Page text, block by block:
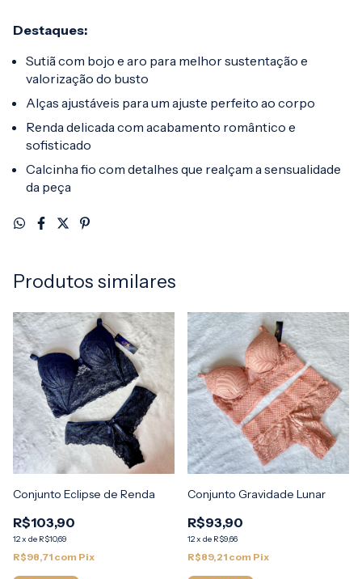
Destaques:
Sutiã com bojo e aro para melhor sustentação e
valorização do busto
Alças ajustáveis para um ajuste perfeito ao corpo
Renda delicada com acabamento romântico e
sofisticado
Calcinha fio com detalhes que realçam a sensualidade
da peça
Produtos similares
Conjunto Eclipse de Renda
R$103,90
12x de R$10,69
R$98,71 com Pix
Conjunto Gravidade Lunar
R$93,90
12x de R$9,66
R$89,21 com Pix